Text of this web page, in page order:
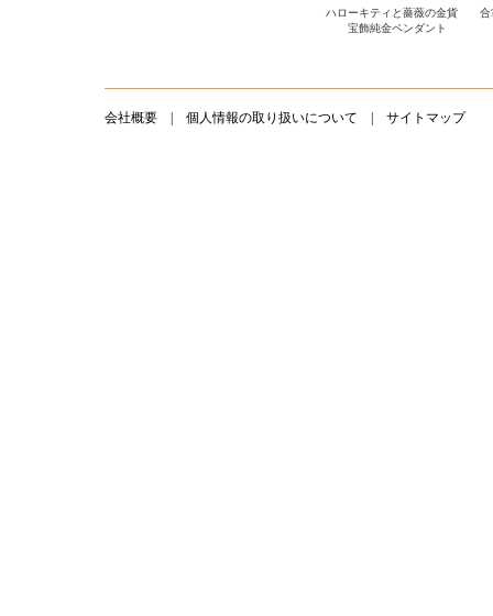
ハローキティと薔薇の金貨
宝飾純金ペンダント
会社概要 個人情報の取り扱いについて サイトマップ